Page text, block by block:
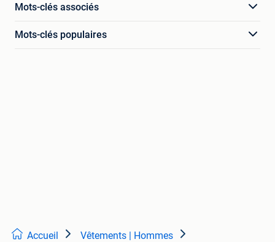
Mots-clés associés
Mots-clés populaires
Accueil Vêtements | Hommes